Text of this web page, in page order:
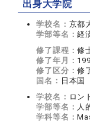
出身大学院
学校名： 京都
学部等名：経
修了課程：修
修了年月：
修了区分：修
国名： 日本国
学校名： ロン
学部等名： 人
学科等名：